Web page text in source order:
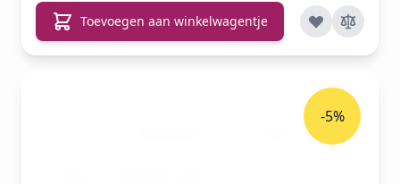
Toevoegen aan winkelwagentje
-5%